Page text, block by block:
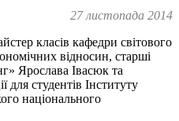
27 листопада 2014
класів кафедри світового
відносин, старші
Ярослава Івасюк та
для студентів Інституту
національного